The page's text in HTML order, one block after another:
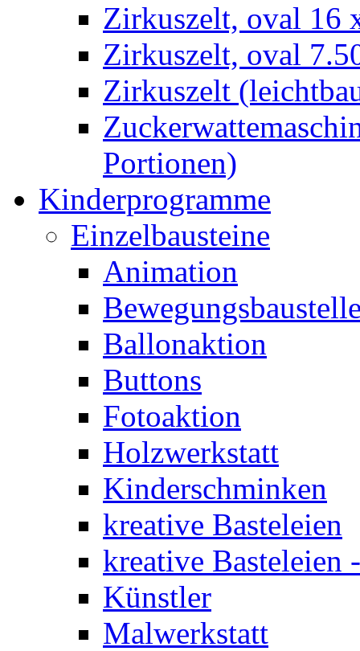
Zirkuszelt, oval 16
Zirkuszelt, oval
Zirkuszelt
Portionen)
Kinderprogramme
Einzelbausteine
Animation
Ballonaktion
Buttons
Fotoaktion
Holzwerkstatt
Kinderschminken
kreative Basteleien
kreative Basteleien
Künstler
Malwerkstatt